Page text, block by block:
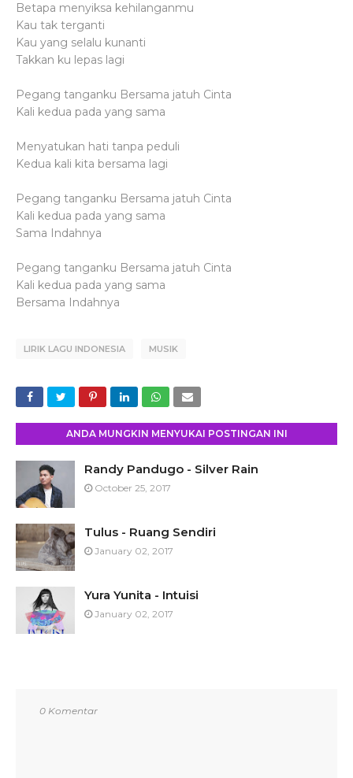
Betapa menyiksa kehilanganmu
Kau tak terganti
Kau yang selalu kunanti
Takkan ku lepas lagi
Pegang tanganku Bersama jatuh Cinta
Kali kedua pada yang sama
Menyatukan hati tanpa peduli
Kedua kali kita bersama lagi
Pegang tanganku Bersama jatuh Cinta
Kali kedua pada yang sama
Sama Indahnya
Pegang tanganku Bersama jatuh Cinta
Kali kedua pada yang sama
Bersama Indahnya
LIRIK LAGU INDONESIA MUSIK
ANDA MUNGKIN MENYUKAI POSTINGAN INI
Randy Pandugo - Silver Rain
October 25, 2017
Tulus - Ruang Sendiri
January 02, 2017
Yura Yunita - Intuisi
January 02, 2017
0 Komentar